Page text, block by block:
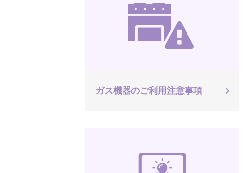
ガス機器のご利用注意事項